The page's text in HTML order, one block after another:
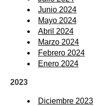
Junio 2024
Mayo 2024
Abril 2024
Marzo 2024
Febrero 2024
Enero 2024
2023
Diciembre 2023